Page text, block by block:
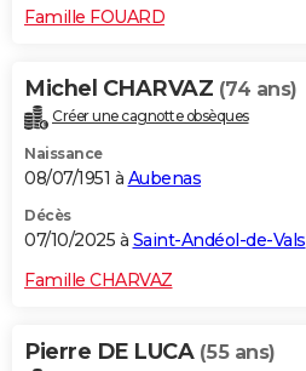
CARTE DE VOEUX
Dictionnaire
Biographies
Citations
Expressions
Proverbes
PROGRAMME TV
COPAINS D'AVANT
S'inscrire
Se connecter
Lycées
Collèges
Primaires
Universités
Entreprises
Service militaire
Avis de recherche
AVIS DE DÉCÈS
Famille FOUARD
Michel CHARVAZ (74 ans)
Créer une cagnotte obsèques
Naissance
08/07/1951 à Aubenas
Décès
07/10/2025 à Saint-Andéol-de-Vals
Famille CHARVAZ
Pierre DE LUCA (55 ans)